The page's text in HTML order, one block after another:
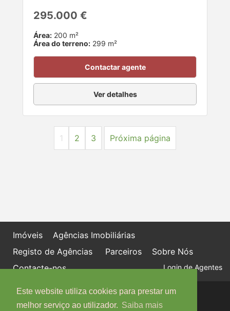
Este website utiliza cookies para prestar um
melhor serviço ao utilizador. Saiba mais
295.000 €
Área: 200 m²
Área do terreno: 299 m²
Contactar agente
Ver detalhes
1 2 3 Próxima página
Imóveis
Agências Imobiliárias
Registo de Agências
Parceiros
Sobre Nós
Contacte-nos
Login de Agentes
Política de proteção de dados
Livro de Reclamações online